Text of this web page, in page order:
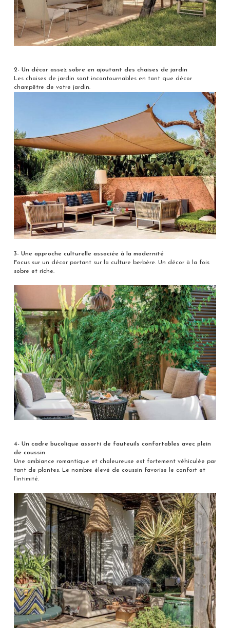
2- Un décor assez sobre en ajoutant des chaises de jardin
Les chaises de jardin sont incontournables en tant que décor
champêtre de votre jardin.
3- Une approche culturelle associée à la modernité
Focus sur un décor portant sur la culture berbère. Un décor à la fois
sobre et riche.
4- Un cadre bucolique assorti de fauteuils confortables avec plein
de coussin
Une ambiance romantique et chaleureuse est fortement véhiculée par
tant de plantes. Le nombre élevé de coussin favorise le confort et
l’intimité.